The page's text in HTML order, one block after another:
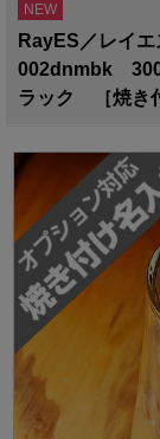
NEW
RayES／レイ
002dnmbk
ラック ［焼き